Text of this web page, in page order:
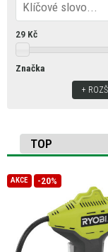
29Kč
Značka
AKCE -20%